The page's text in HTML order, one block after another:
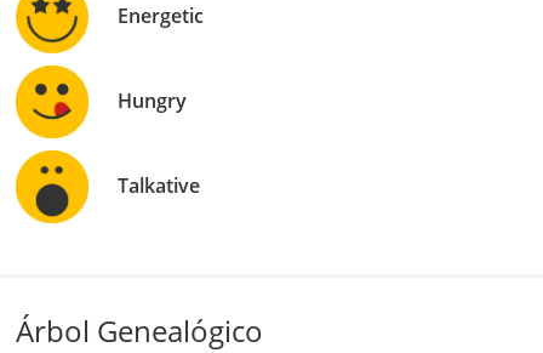
Energetic
Hungry
Talkative
Árbol Genealógico